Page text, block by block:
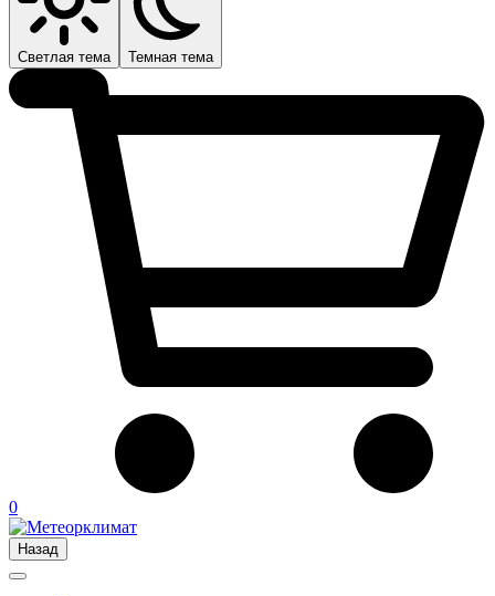
Светлая тема Темная тема
0
Назад